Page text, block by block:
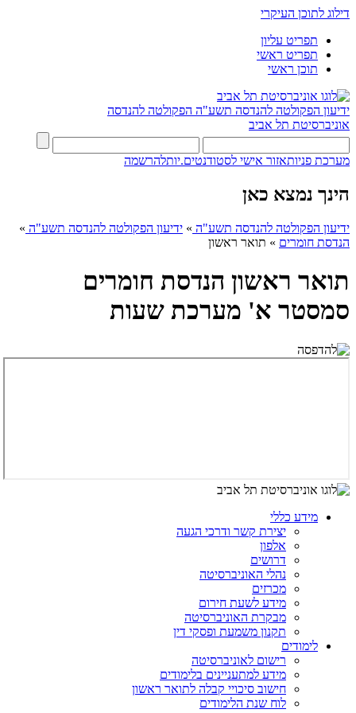
דילוג לתוכן העיקרי
תפריט עליון
תפריט ראשי
תוכן ראשי
ידיעון הפקולטה להנדסה תשע"ה הפקולטה להנדסה
אוניברסיטת תל אביב
מערכת פניותאזור אישי לסטודנטים.יותלהרשמה
הינך נמצא כאן
ידיעון הפקולטה להנדסה תשע"ה » ידיעון הפקולטה להנדסה תשע"ה »
הנדסת חומרים » תואר ראשון
תואר ראשון הנדסת חומרים
סמסטר א' מערכת שעות
מידע כללי
יצירת קשר ודרכי הגעה
אלפון
דרושים
נהלי האוניברסיטה
מכרזים
מידע לשעת חירום
מבקרת האוניברסיטה
תקנון משמעת ופסקי דין
לימודים
רישום לאוניברסיטה
מידע למתעניינים בלימודים
חישוב סיכויי קבלה לתואר ראשון
לוח שנת הלימודים